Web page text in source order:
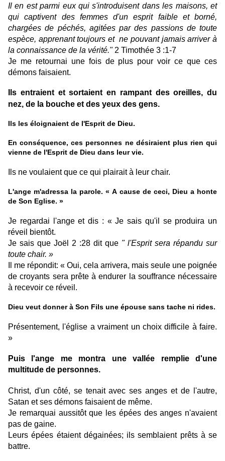
Il en est parmi eux qui s'introduisent dans les maisons, et
qui captivent des femmes d'un esprit faible et borné,
chargées de péchés, agitées par des passions de toute
espèce, apprenant toujours et ne pouvant jamais arriver à
la connaissance de la vérité."2 Timothée 3 :1-7
Je me retournai une fois de plus pour voir ce que ces
démons faisaient.
Ils entraient et sortaient en rampant des oreilles, du
nez, de la bouche et des yeux des gens.
Ils les éloignaient de l'Esprit de Dieu.
En conséquence, ces personnes ne désiraient plus rien qui
vienne de l'Esprit de Dieu dans leur vie.
Ils ne voulaient que ce qui plairait à leur chair.
L'ange m'adressa la parole. « A cause de ceci, Dieu a honte
de Son Eglise. »
Je regardai l'ange et dis : « Je sais qu'il se produira un
réveil bientôt.
Je sais que Joël 2 :28 dit que " l'Esprit sera répandu sur
toute chair. »
Il me répondit: « Oui, cela arrivera, mais seule une poignée
de croyants sera prête à endurer la souffrance nécessaire
à recevoir ce réveil.
Dieu veut donner à Son Fils une épouse sans tache ni rides.
Présentement, l'église a vraiment un choix difficile à faire.
»
Puis l'ange me montra une vallée remplie d'une
multitude de personnes.
Christ, d'un côté, se tenait avec ses anges et de l'autre,
Satan et ses démons faisaient de même.
Je remarquai aussitôt que les épées des anges n'avaient
pas de gaine.
Leurs épées étaient dégainées; ils semblaient prêts à se
battre.